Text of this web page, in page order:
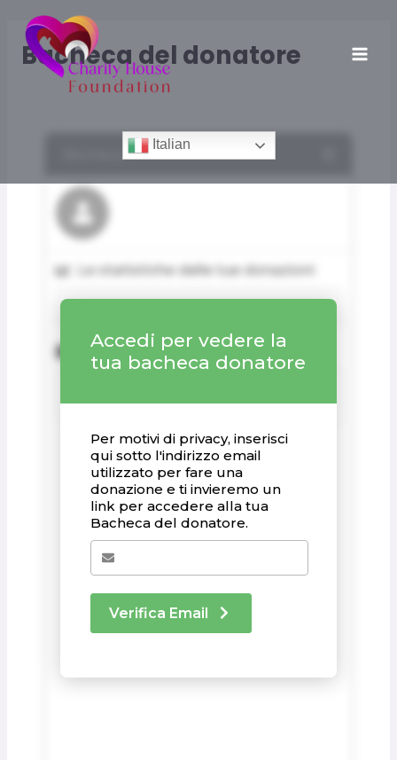
contenuto
Italian
Bacheca del donatore